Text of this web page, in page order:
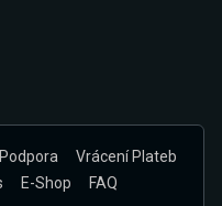
Podpora
Vrácení Plateb
E-Shop FAQ